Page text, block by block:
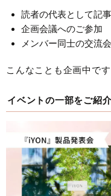
読者の代表として記
企画会議へのご参加
メンバー同士の交流会
こんなことも企画中です
イベントの一部をご紹介